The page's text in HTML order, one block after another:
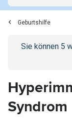
Geburtshilfe
Go to/anmelden
Sie können 5
Syndrom